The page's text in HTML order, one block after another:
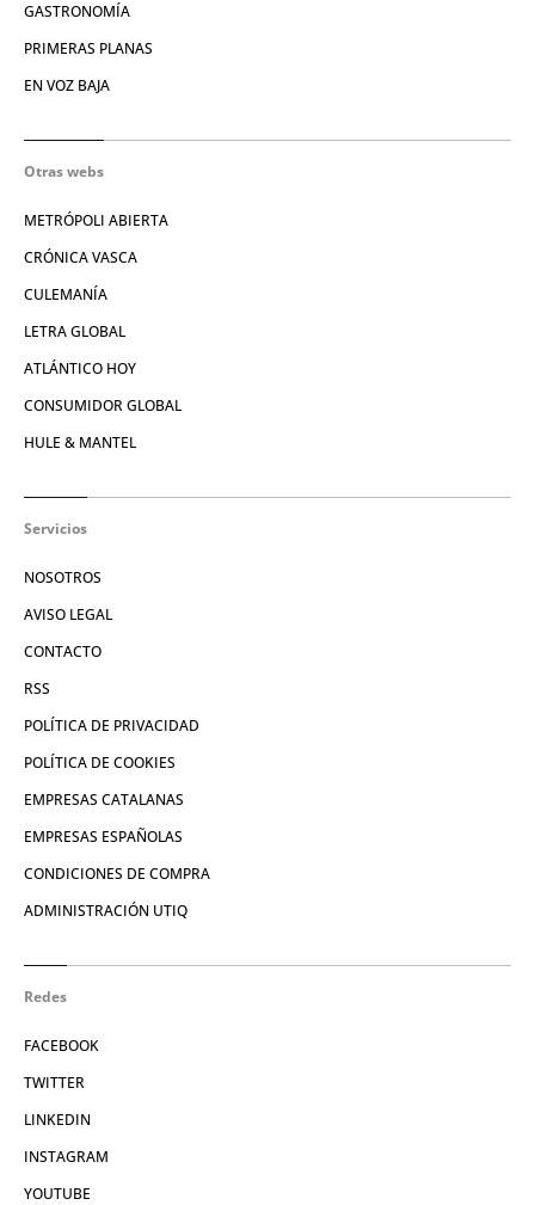
GASTRONOMÍA
PRIMERAS PLANAS
EN VOZ BAJA
Otras webs
METRÓPOLI ABIERTA
CRÓNICA VASCA
CULEMANÍA
LETRA GLOBAL
ATLÁNTICO HOY
CONSUMIDOR GLOBAL
HULE & MANTEL
Servicios
NOSOTROS
AVISO LEGAL
CONTACTO
RSS
POLÍTICA DE PRIVACIDAD
POLÍTICA DE COOKIES
EMPRESAS CATALANAS
EMPRESAS ESPAÑOLAS
CONDICIONES DE COMPRA
ADMINISTRACIÓN UTIQ
Redes
FACEBOOK
TWITTER
LINKEDIN
INSTAGRAM
YOUTUBE